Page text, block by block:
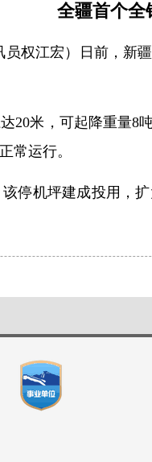
全疆首个全
权江宏）日前，新
20米，可起降重量
常运行。
停机坪建成投用，